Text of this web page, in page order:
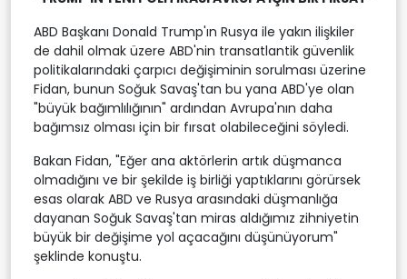
ABD Başkanı Donald Trump'ın Rusya ile yakın ilişkiler
de dahil olmak üzere ABD'nin transatlantik güvenlik
politikalarındaki çarpıcı değişiminin sorulması üzerine
Fidan, bunun Soğuk Savaş'tan bu yana ABD'ye olan
"büyük bağımlılığının" ardından Avrupa'nın daha
bağımsız olması için bir fırsat olabileceğini söyledi.
Bakan Fidan, "Eğer ana aktörlerin artık düşmanca
olmadığını ve bir şekilde iş birliği yaptıklarını görürsek
esas olarak ABD ve Rusya arasındaki düşmanlığa
dayanan Soğuk Savaş'tan miras aldığımız zihniyetin
büyük bir değişime yol açacağını düşünüyorum"
şeklinde konuştu.